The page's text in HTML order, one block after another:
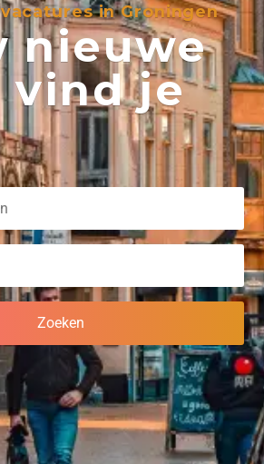
in Groningen
nieuwe
vind je